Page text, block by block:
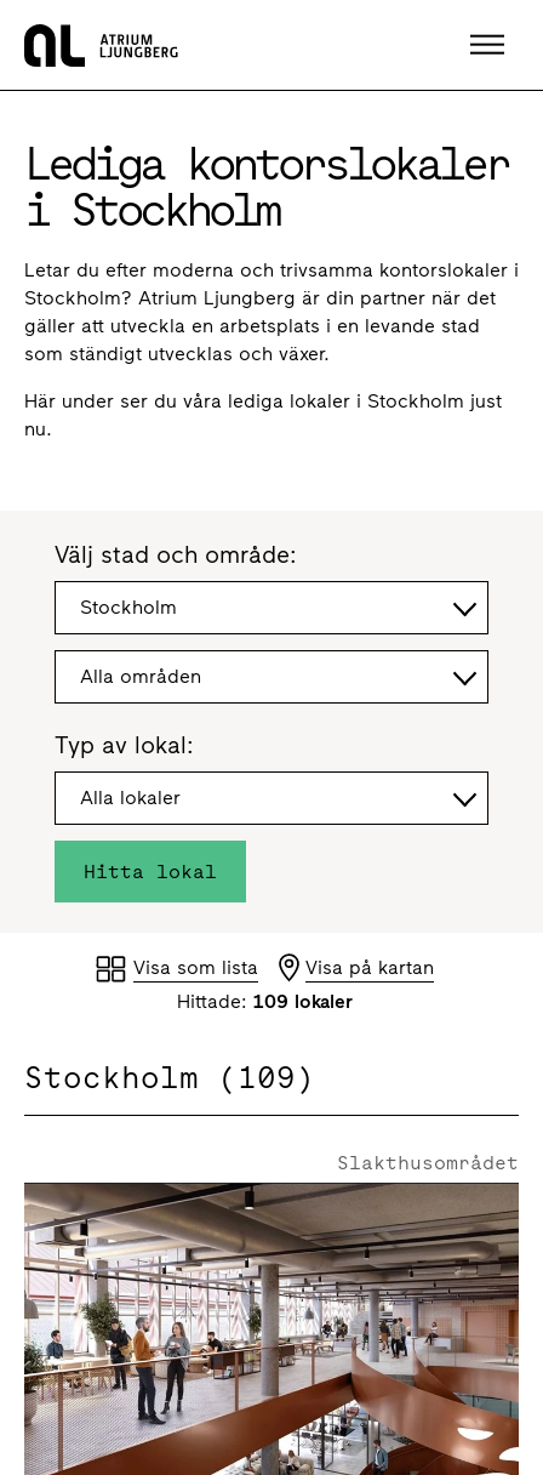
Hem
Lediga kontorslokaler
i Stockholm
Letar du efter moderna och trivsamma kontorslokaler i
Stockholm? Atrium Ljungberg är din partner när det
gäller att utveckla en arbetsplats i en levande stad
som ständigt utvecklas och växer.
Här under ser du våra lediga lokaler i Stockholm just
nu.
Välj stad och område:
Stockholm
Alla områden
Typ av lokal:
Alla lokaler
Hitta lokal
Visa som lista
Visa på kartan
Hittade: 109 lokaler
Stockholm (109)
Rökerigatan 7
Slakthusområdet